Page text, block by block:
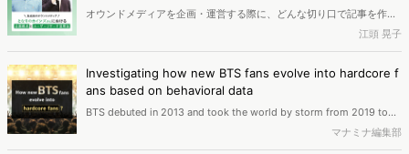
オウンドメディアを企画・運営する際に、どんな切り口で記事を作れ
ば多くのユーザーに届くのか、悩む方も多いのではないでしょうか。
コンテンツ企画での重視ポイントとユーザーリサーチの活用法につい
て、株式会社カインズが運営するオウンドメディア「となりのカイン
ズさん」の事例をもとに、同メディア副編集長の与那覇一史さんとリ
をご紹介します。
江頭 晃子
Investigating how new BTS fans evolve into hardcore f
ans based on behavioral data
BTS debuted in 2013 and took the world by storm from 2019 to
2021. So how do people grow to become hardcore BTS fans? In
this article, we will infer how fandoms are formed by analyzing
マナミナ編集部